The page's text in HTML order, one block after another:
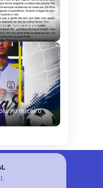
Agostinho
no terceiro